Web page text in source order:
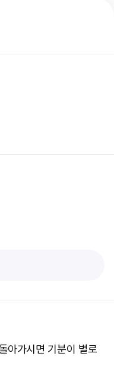
아가시면 기분이 별로